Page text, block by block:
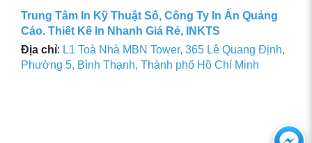
Trung Tâm In Kỹ Thuật Số, Công Ty In Ấn Quảng
Cáo. Thiết Kế In Nhanh Giá Rẻ, INKTS
Địa chỉ: L1 Toà Nhà MBN Tower, 365 Lê Quang Định,
Phường 5, Bình Thạnh, Thành phố Hồ Chí Minh